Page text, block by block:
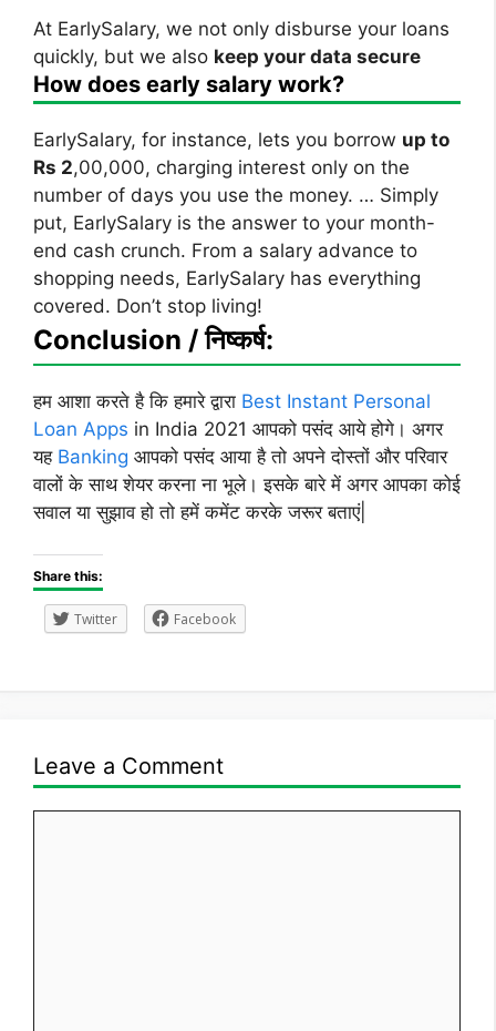
At EarlySalary, we not only disburse your loans
quickly, but we also keep your data secure
How does early salary work?
EarlySalary, for instance, lets you borrow up to
Rs 2,00,000, charging interest only on the
number of days you use the money. … Simply
put, EarlySalary is the answer to your month-
end cash crunch. From a salary advance to
shopping needs, EarlySalary has everything
covered. Don’t stop living!
Conclusion / निष्कर्ष:
हम आशा करते है कि हमारे द्वारा Best Instant Personal
Loan Apps in India 2021 आपको पसंद आये होगे। अगर
यह Banking आपको पसंद आया है तो अपने दोस्तों और परिवार
वालों के साथ शेयर करना ना भूले। इसके बारे में अगर आपका कोई
सवाल या सुझाव हो तो हमें कमेंट करके जरूर बताएं|
Share this:
Twitter Facebook
Leave a Comment